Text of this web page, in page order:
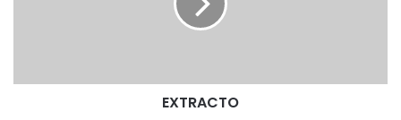
EXTRACTO